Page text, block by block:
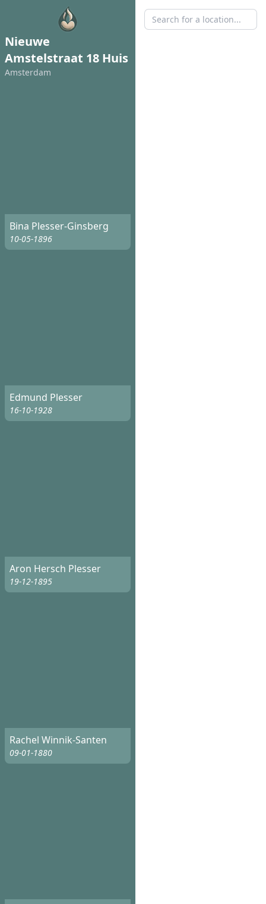
Nieuwe
Amstelstraat 18 Huis
Amsterdam
Bina Plesser-Ginsberg
10-05-1896
Edmund Plesser
16-10-1928
Aron Hersch Plesser
19-12-1895
Rachel Winnik-Santen
09-01-1880